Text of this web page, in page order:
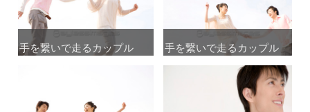
手を繋いで走るカップル
手を繋いで走るカップル 手を繋いで走るカップル
手を繋いで走るカップル